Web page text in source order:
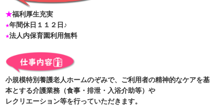
★福利厚生充実
★年間休日１１２日♪
★法人内保育園利用無料
小規模特別養護老人ホームのぞみで、ご利用者の精神的なケアを基
本とする介護業務（食事・排泄・入浴介助等）や
レクリエーション等を行っていただきます。